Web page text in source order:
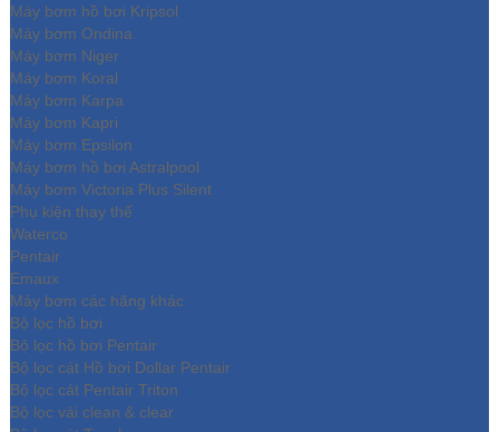
Máy bơm hồ bơi Kripsol
Máy bơm Ondina
Máy bơm Niger
Máy bơm Koral
Máy bơm Karpa
Máy bơm Kapri
Máy bơm Epsilon
Máy bơm hồ bơi Astralpool
Máy bơm Victoria Plus Silent
Phụ kiện thay thế
Waterco
Pentair
Emaux
Máy bơm các hãng khác
Bộ lọc hồ bơi
Bộ lọc hồ bơi Pentair
Bộ lọc cát Hồ bơi Dollar Pentair
Bộ lọc cát Pentair Triton
Bộ lọc vải clean & clear